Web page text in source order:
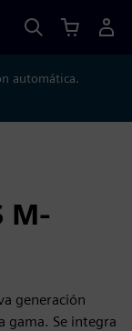
automática.
M-
generación
gama. Se integra